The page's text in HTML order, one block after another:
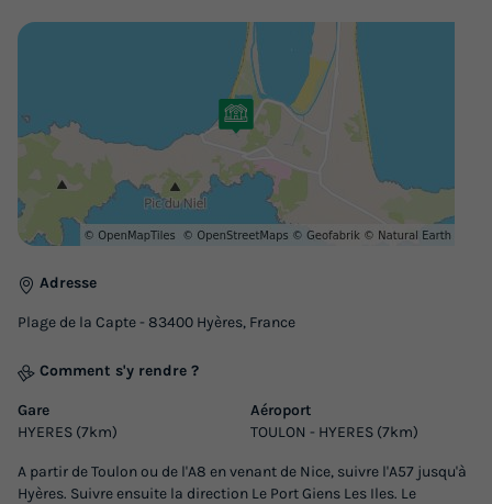
Adresse
Plage de la Capte - 83400 Hyères, France
Comment s'y rendre ?
Gare
HYERES (7km)
Aéroport
TOULON - HYERES (7km)
A partir de Toulon ou de l'A8 en venant de Nice, suivre l'A57 jusqu'à
Hyères. Suivre ensuite la direction Le Port Giens Les Iles. Le